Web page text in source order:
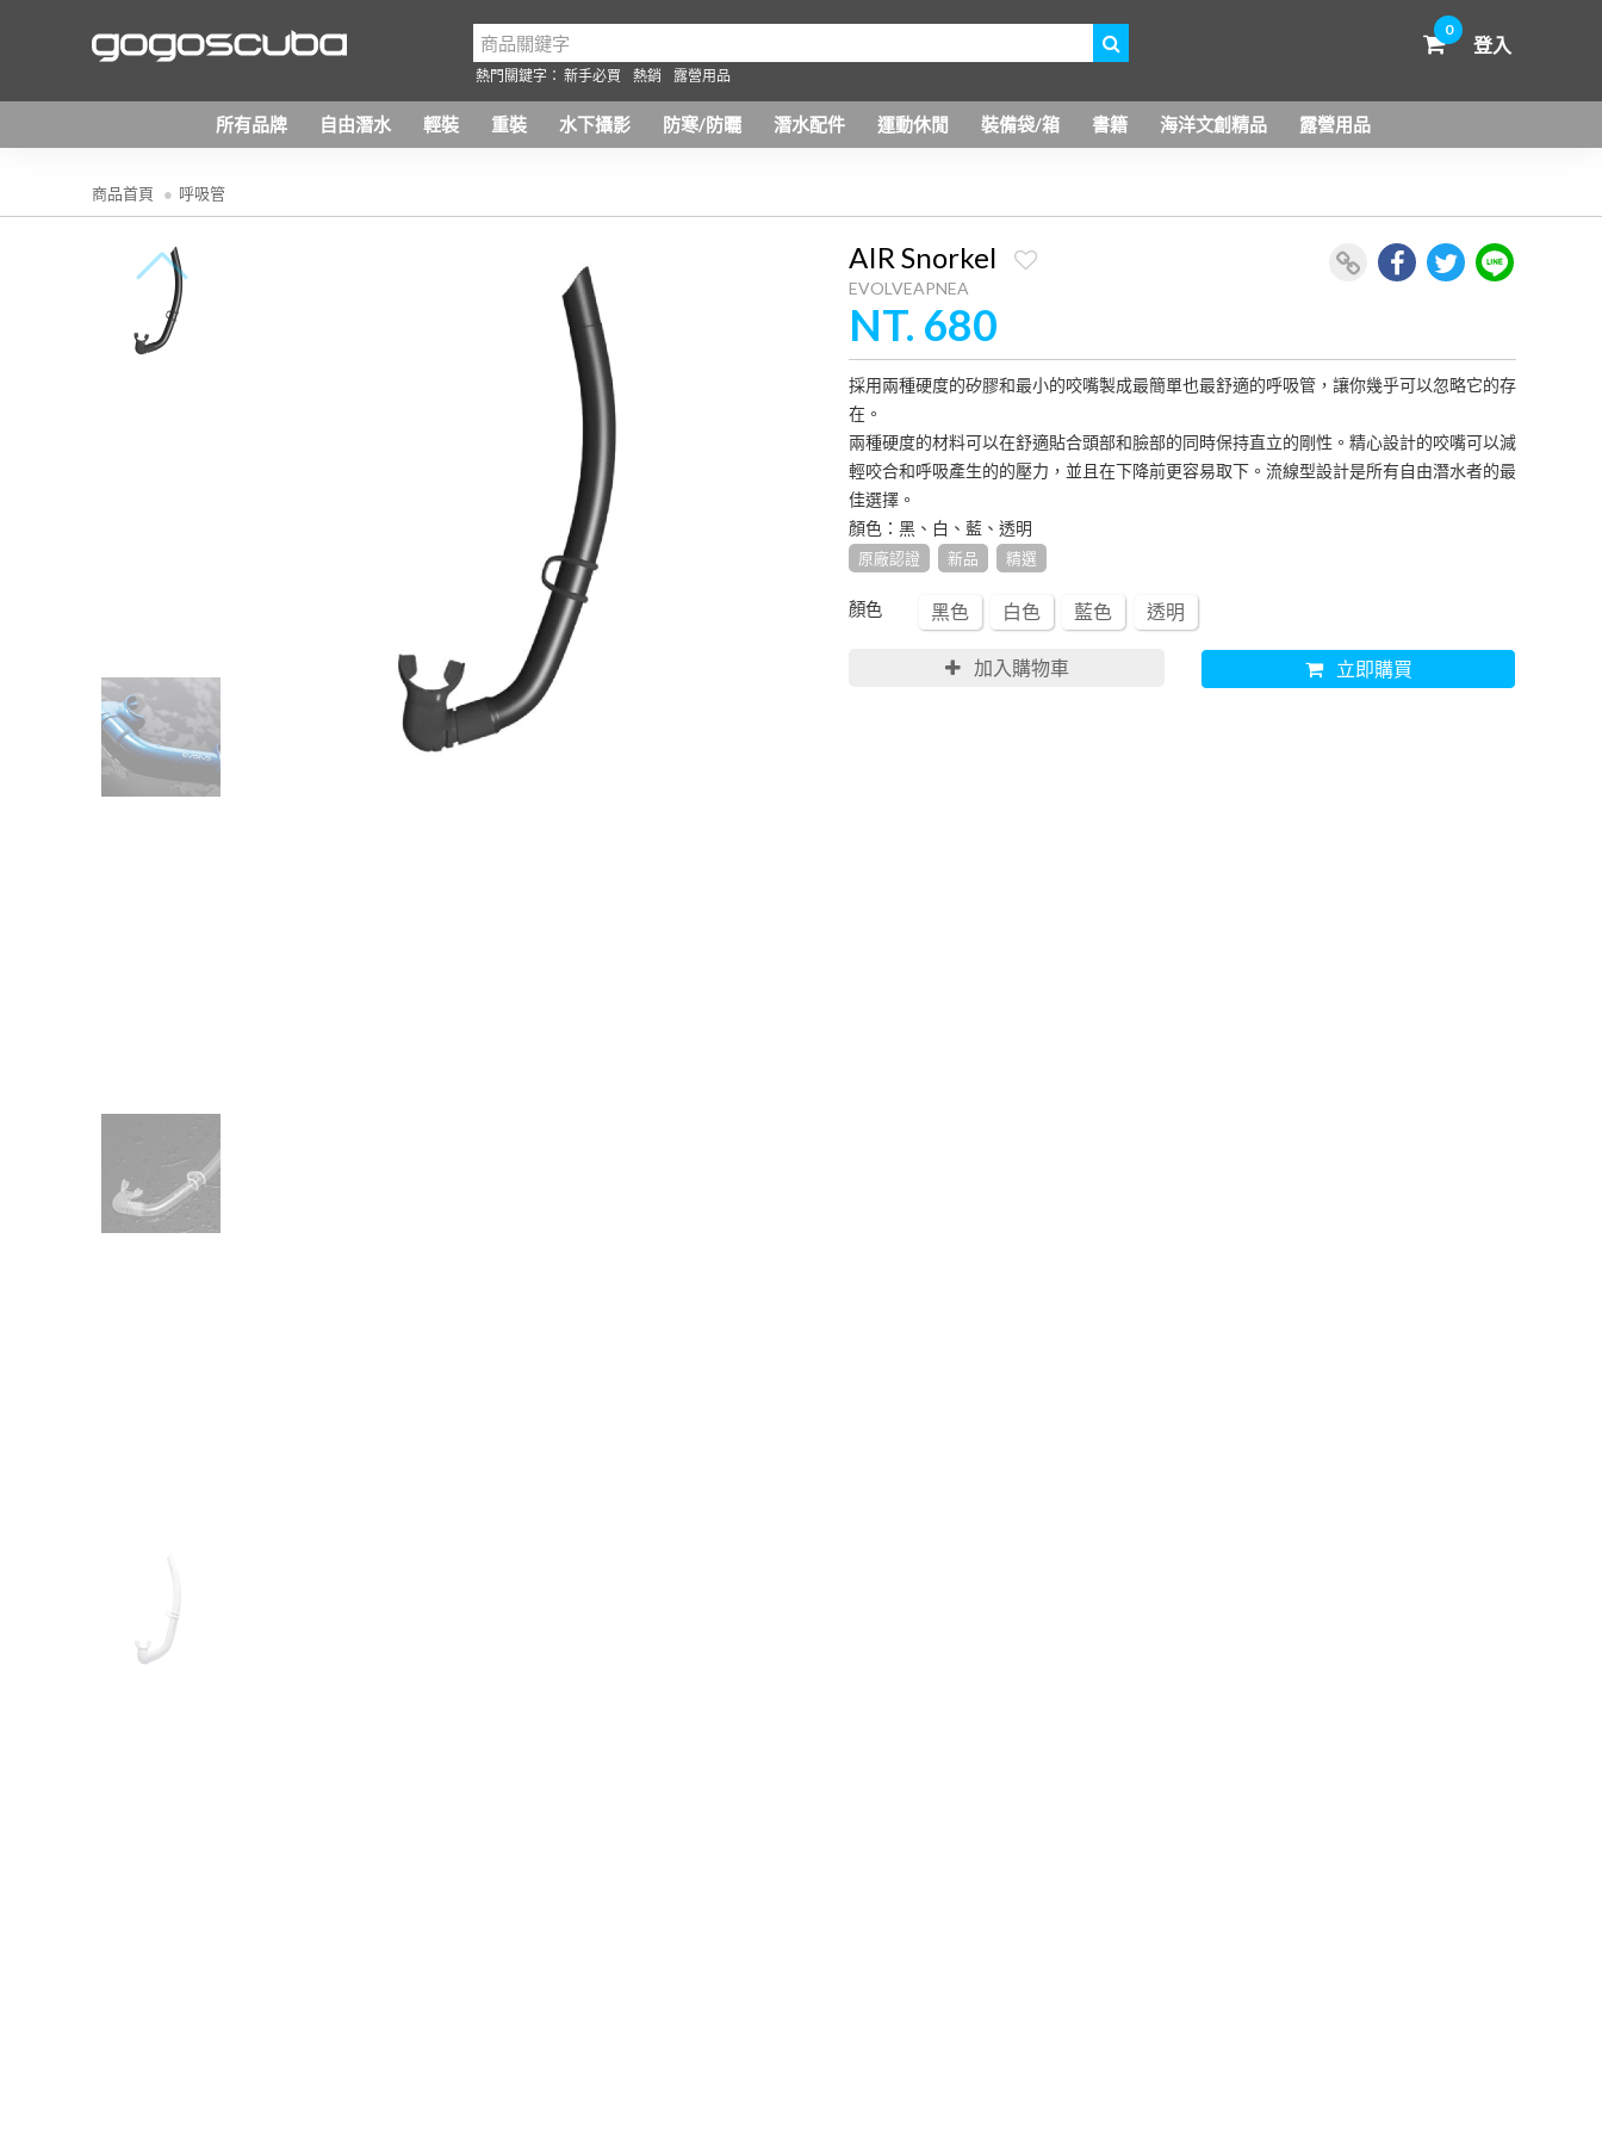
0
登入
熱門關鍵字： 新手必買 熱銷 露營用品
所有品牌 自由潛水 輕裝 重裝 水下攝影 防寒/防曬 潛水配件 運動休閒 裝備袋/箱 書籍 海洋文創精品 露營用品
商品首頁 呼吸管
AIR Snorkel
EVOLVEAPNEA
NT. 680
採用兩種硬度的矽膠和最小的咬嘴製成最簡單也最舒適的呼吸管，讓你幾乎可以忽略它的存
在。
兩種硬度的材料可以在舒適貼合頭部和臉部的同時保持直立的剛性。精心設計的咬嘴可以減
輕咬合和呼吸產生的的壓力，並且在下降前更容易取下。流線型設計是所有自由潛水者的最
佳選擇。
顏色：黑、白、藍、透明
原廠認證 新品 精選
顏色 黑色 白色 藍色 透明
加入購物車 立即購買